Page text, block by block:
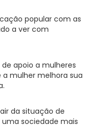
popular com as
a ver com
apoio a mulheres
mulher melhora sua
da situação de
sociedade mais